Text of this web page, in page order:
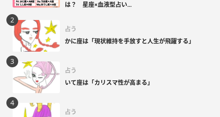
は？ 星座×血液型占い...
占う
かに座は「現状維持を手放すと人生が飛躍する」
占う
いて座は「カリスマ性が高まる」
占う